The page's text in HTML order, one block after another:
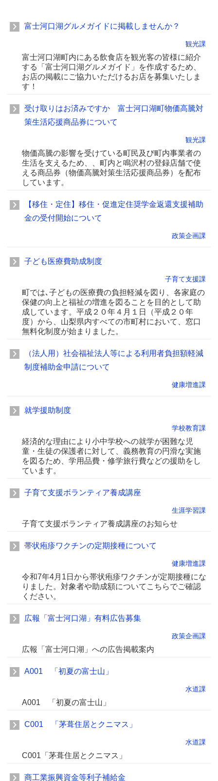
富士河口湖グルメガイドに掲載しませんか？
観光課
富士河口湖町内にある飲食店を観光客の皆様に紹介
する「富士河口湖グルメガイド」を作成するため、
お店の掲載にご協力いただけるお店を募集いたしま
す！
受け取りはお済みですか 富士河口湖町物価高騰対
策生活応援商品券について
観光課
物価高騰の影響を受けている町民及び町内事業者の
生活を支えるため、、町内と鳴沢村の登録店舗で使
える商品券（物価高騰対策生活応援商品券）を配布
しています。
【移住・定住】移住・促進定住奨学金返還支援補助
金の受付開始について
政策企画課
子ども医療費助成制度
子育て支援課
町では､子どもの医療費の負担軽減を図り、各家庭の
保健の向上と福祉の増進を図ることを目的として助
成しています。平成２０年４月１日（平成２０年
度）から、山梨県内すべての市町村において、窓口
無料化制度が始まりました。
（法人用）社会福祉法人等による利用者負担額軽減
制度補助金申請について
健康増進課
就学援助制度
学校教育課
経済的な理由により小中学校への就学が困難な児
童・生徒の保護者に対して、義務教育の円滑な実施
を図るため、学用品費・修学旅行費などの援助をし
ています。
子育て支援ボランティア養成講座
生涯学習課
子育て支援ボランティア養成講座のお知らせ
帯状疱疹ワクチンの定期接種について
健康増進課
令和7年4月1日から帯状疱疹ワクチンが定期接種にな
りました。対象者や助成額についてこちらでご確認
ください。
広報「富士河口湖」有料広告募集
政策企画課
広報「富士河口湖」への広告掲載案内
A001 「初夏の富士山」
水道課
A001 「初夏の富士山」
C001 「茅葺住居とクニマス」
水道課
C001「茅葺住居とクニマス」
商工業振興資金等利子補給金